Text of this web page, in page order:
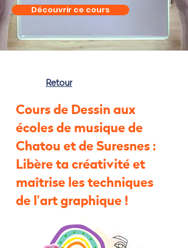
Découvrir ce cours
Retour
Cours de Dessin aux
écoles de musique de
Chatou et de Suresnes :
Libère ta créativité et
maîtrise les techniques
de l’art graphique !